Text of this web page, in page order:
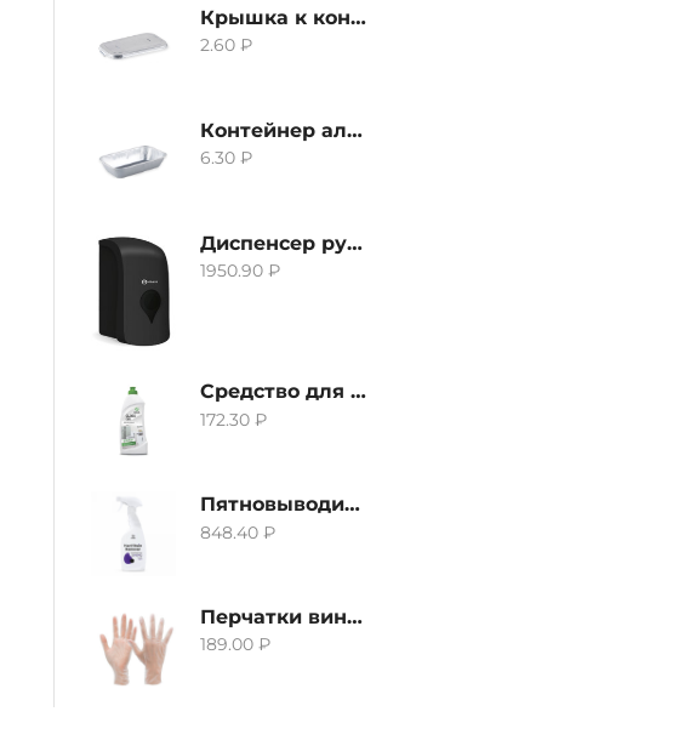
Крышка к контейнеру алюминиевого 380мл
2.60₽
Контейнер алюминиевый 380мл
6.30₽
Диспенсер ручной для жидкого мыла Grass IT-0638, черный
1950.90₽
Средство для удаления извести и ржавчины Grass Gloss-Gel, 500мл
172.30₽
Пятновыводитель Grass Hard Stain Remover, 600мл
848.40₽
Перчатки виниловые неопудренные CTP-BS, размер S
189.00₽